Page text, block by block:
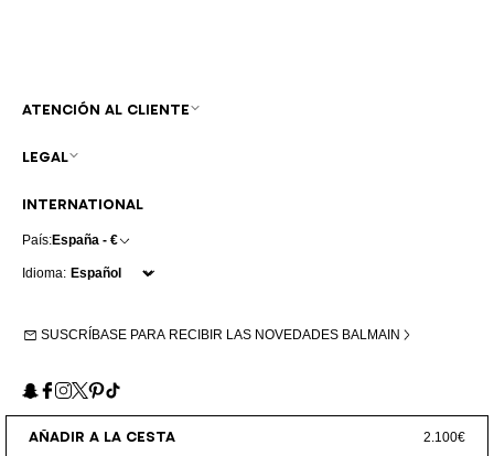
AÑADIR A LA CESTA 2.100€
INTERNATIONAL
País:España - €
Idioma:
SUSCRÍBASE PARA RECIBIR LAS NOVEDADES BALMAIN
Snapchat
Facebook
Instagram
X Pinterest
TikTok
ATENCIÓN AL CLIENTE
LEGAL